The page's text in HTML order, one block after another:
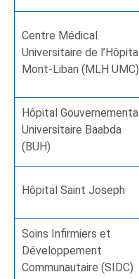
Centre Médical
Universitaire de l’Hôpital
Mont-Liban (MLH UMC)
Hôpital Gouvernemental
Universitaire Baabda
(BUH)
Hôpital Saint Joseph
Soins Infirmiers et
Développement
Communautaire (SIDC)